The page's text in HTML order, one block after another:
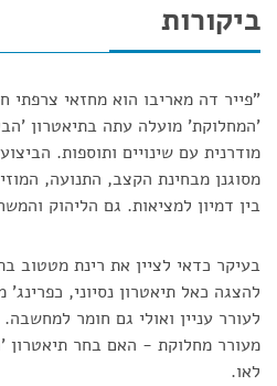
ביקורות
"פייר דה מאריבו הוא מחזאי צרפתי
'המחלוקת' מועלה עתה בתיאטרון
מודרנית עם שינויים ותוספות.
מסוגנן מבחינת הקצב, התנועה,
בין דמיון למציאות. גם הליהוק
בעיקר כדאי לציין את רינת מטטוב
להצגה כאל תיאטרון נסיוני,
לעורר עניין ואולי גם חומר
מעורר מחלוקת - האם בחר תיאטרון
לאו.